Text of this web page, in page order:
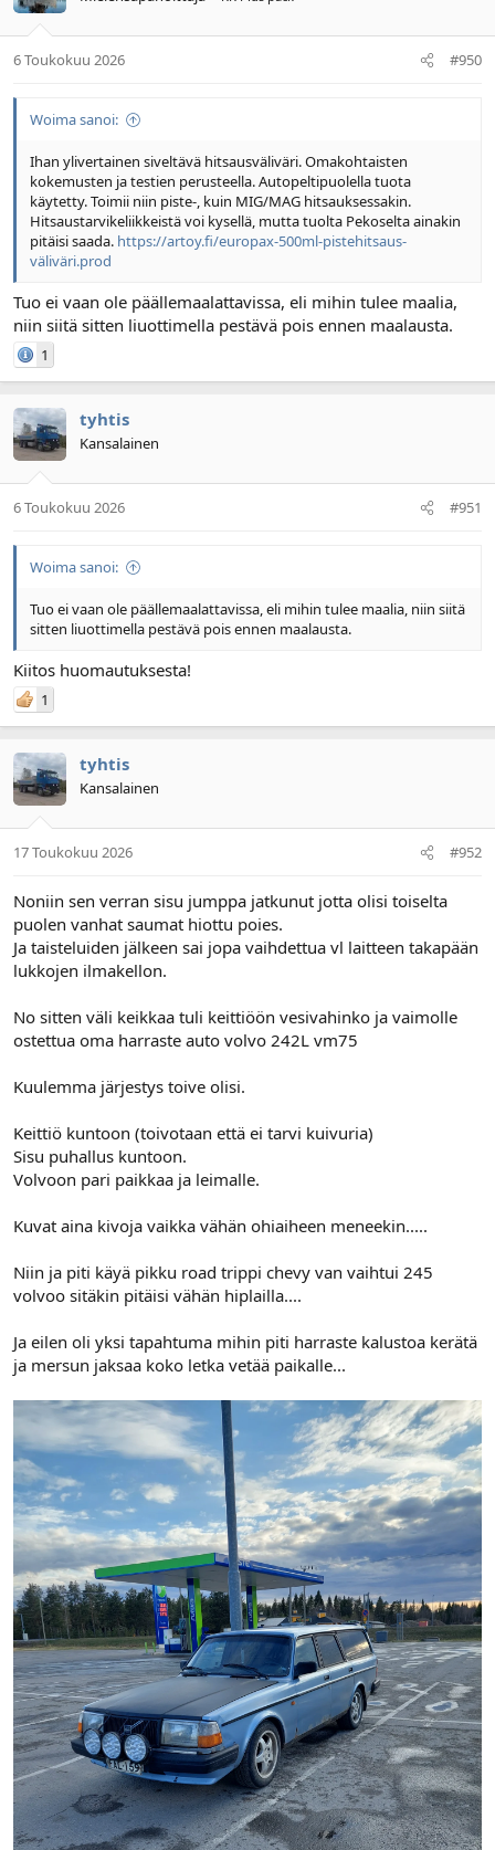
6 Toukokuu 2026 #950
Woima sanoi:
Ihan ylivertainen siveltävä hitsausväliväri. Omakohtaisten
kokemusten ja testien perusteella. Autopeltipuolella tuota
käytetty. Toimii niin piste-, kuin MIG/MAG hitsauksessakin.
Hitsaustarvikeliikkeistä voi kysellä, mutta tuolta Pekoselta ainakin
pitäisi saada. https://artoy.fi/europax-500ml-pistehitsaus-
väliväri.prod
Tuo ei vaan ole päällemaalattavissa, eli mihin tulee maalia,
niin siitä sitten liuottimella pestävä pois ennen maalausta.
1
tyhtis
Kansalainen
6 Toukokuu 2026 #951
Woima sanoi:
Tuo ei vaan ole päällemaalattavissa, eli mihin tulee maalia, niin siitä
sitten liuottimella pestävä pois ennen maalausta.
Kiitos huomautuksesta!
1
tyhtis
Kansalainen
17 Toukokuu 2026 #952
Noniin sen verran sisu jumppa jatkunut jotta olisi toiselta
puolen vanhat saumat hiottu poies.
Ja taisteluiden jälkeen sai jopa vaihdettua vl laitteen takapään
lukkojen ilmakellon.
No sitten väli keikkaa tuli keittiöön vesivahinko ja vaimolle
ostettua oma harraste auto volvo 242L vm75
Kuulemma järjestys toive olisi.
Keittiö kuntoon (toivotaan että ei tarvi kuivuria)
Sisu puhallus kuntoon.
Volvoon pari paikkaa ja leimalle.
Kuvat aina kivoja vaikka vähän ohiaiheen meneekin.....
Niin ja piti käyä pikku road trippi chevy van vaihtui 245
volvoo sitäkin pitäisi vähän hiplailla....
Ja eilen oli yksi tapahtuma mihin piti harraste kalustoa kerätä
ja mersun jaksaa koko letka vetää paikalle...